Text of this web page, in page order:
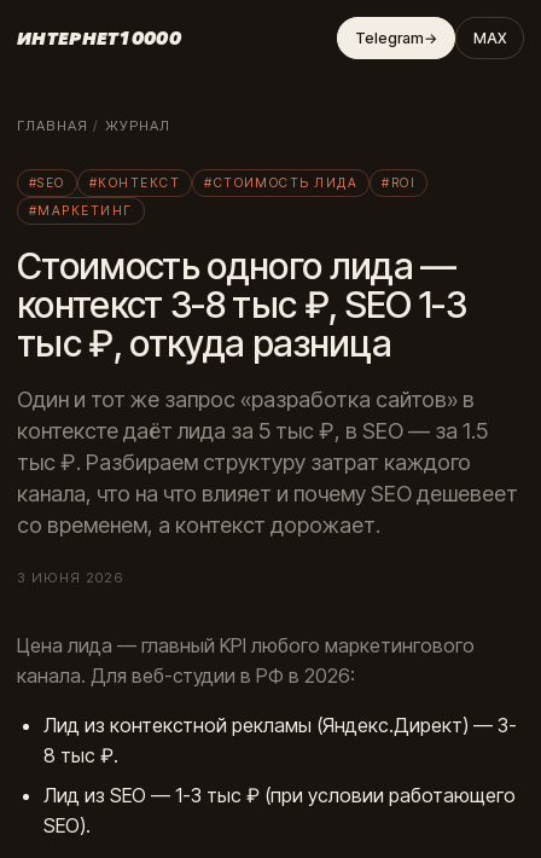
ИНТЕРНЕТ10000 Telegram→ MAX
ГЛАВНАЯ / ЖУРНАЛ
#SEO #КОНТЕКСТ #СТОИМОСТЬ ЛИДА
#ROI
#МАРКЕТИНГ
Стоимость одного лида —
контекст 3-8 тыс ₽, SEO 1-3
тыс ₽, откуда разница
Один и тот же запрос «разработка сайтов» в
контексте даёт лида за 5 тыс ₽, в SEO — за 1.5
тыс ₽. Разбираем структуру затрат каждого
канала, что на что влияет и почему SEO дешевеет
со временем, а контекст дорожает.
3 ИЮНЯ 2026
Цена лида — главный KPI любого маркетингового
канала. Для веб-студии в РФ в 2026:
Лид из контекстной рекламы (Яндекс.Директ) — 3-
8 тыс ₽.
Лид из SEO — 1-3 тыс ₽ (при условии работающего
SEO).